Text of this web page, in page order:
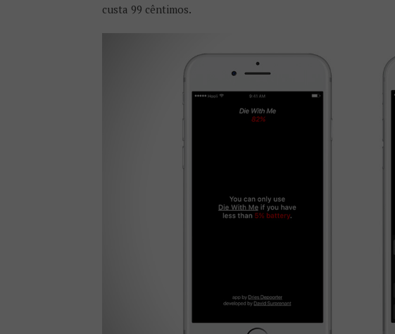
custa 99 cêntimos.